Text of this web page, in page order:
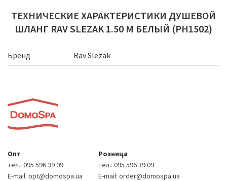
ТЕХНИЧЕСКИЕ ХАРАКТЕРИСТИКИ ДУШЕВОЙ
ШЛАНГ RAV SLEZAK 1.50 М БЕЛЫЙ (PH1502)
Бренд Rav Slezak
Опт
тел.: 095 596 39 09
E-mail: opt@domospa.ua
Розница
тел.: 095 596 39 09
E-mail: order@domospa.ua